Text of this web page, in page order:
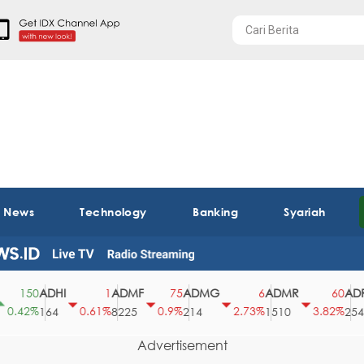
Technology Banking Syariah
ADHI
164
0.61%
ADMF
8225
0.9%
ADMG
214
2.73%
ADMR
1510
3.82%
ADRO
2540
Advertisement